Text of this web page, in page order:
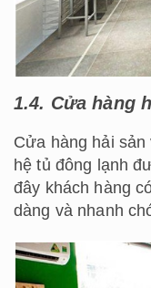
1.4. Cửa hàng
Cửa hàng hải
hệ tủ đông lạnh
đây khách hàng
dàng và nhanh